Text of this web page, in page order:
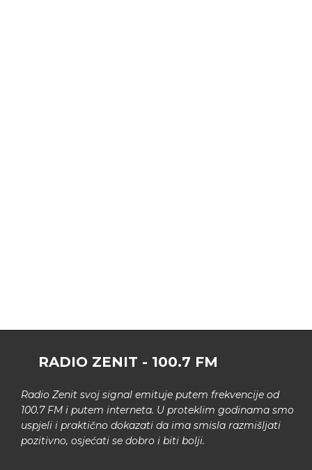
RADIO ZENIT - 100.7 FM
Radio Zenit svoj signal emituje putem frekvencije od
100.7 FM i putem interneta. U proteklim godinama smo
uspjeli i praktično dokazati da ima smisla razmišljati
pozitivno, osjećati se dobro i biti bolji.